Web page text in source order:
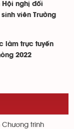
Hội nghị đối
viên Trường
làm trực tuyến
2022
Chương trình